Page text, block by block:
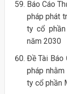
Báo Cáo
pháp phát
ty cổ
năm 2030
Đề Tài Báo
pháp
ty cổ phần